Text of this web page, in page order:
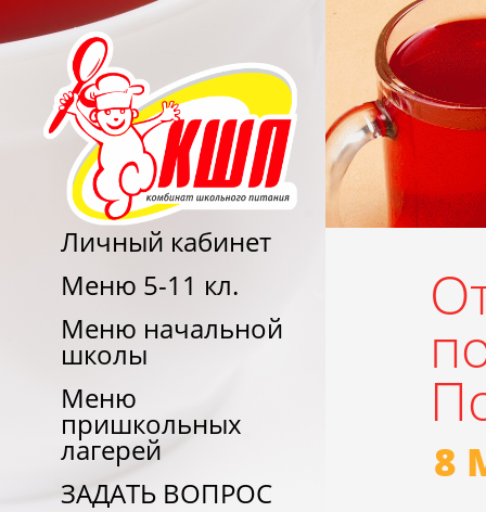
Личный кабинет
Меню 5-11 кл.
Меню начальной
школы
Меню
пришкольных
лагерей
ЗАДАТЬ ВОПРОС
8